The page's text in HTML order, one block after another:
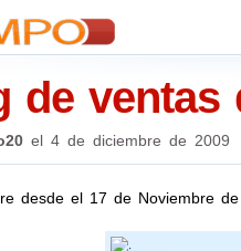
de ventas
el 4 de diciembre de 2009
desde el 17 de Noviembre